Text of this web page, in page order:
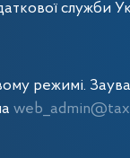
служби
режимі.